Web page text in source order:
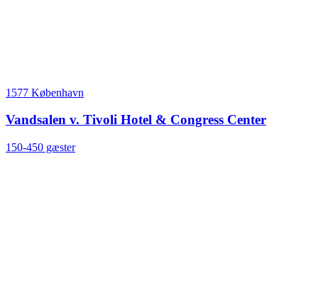
1577 København
Vandsalen v. Tivoli Hotel & Congress Center
150-450 gæster